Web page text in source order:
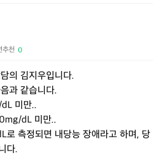
추천 0
의 김지우입니다.
과 같습니다.
미만..
dL 미만..
측정되면 내당능 장애라고 하며, 당
다.